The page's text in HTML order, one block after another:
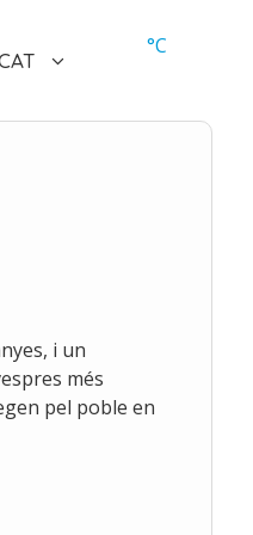
°C
i un
més
pel poble en